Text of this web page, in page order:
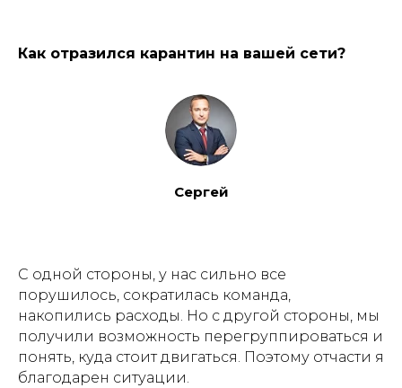
Как отразился карантин на вашей сети?
Сергей
С одной стороны, у нас сильно все
порушилось, сократилась команда,
накопились расходы. Но с другой стороны, мы
получили возможность перегруппироваться и
понять, куда стоит двигаться. Поэтому отчасти я
благодарен ситуации.